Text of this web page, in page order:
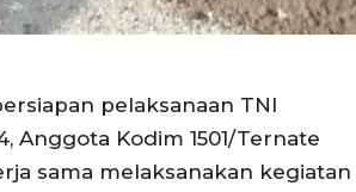
pelaksanaan TNI
Anggota Kodim 1501/Ternate
sama melaksanakan kegiatan